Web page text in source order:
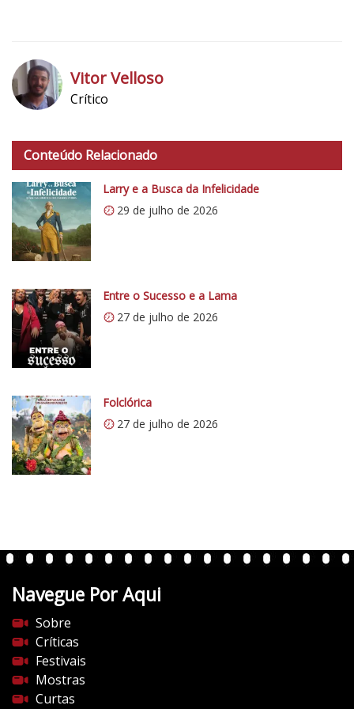
t
p
s
:
/
/
0
.
w
p
.
o
m
/
v
e
n
e
d
o
c
i
Vitor Velloso
Crítico
Conteúdo Relacionado
Larry e a Busca da Infelicidade
29 de julho de 2026
Entre o Sucesso e a Lama
27 de julho de 2026
Folclórica
27 de julho de 2026
Navegue Por Aqui
Sobre
Críticas
Festivais
Mostras
Curtas